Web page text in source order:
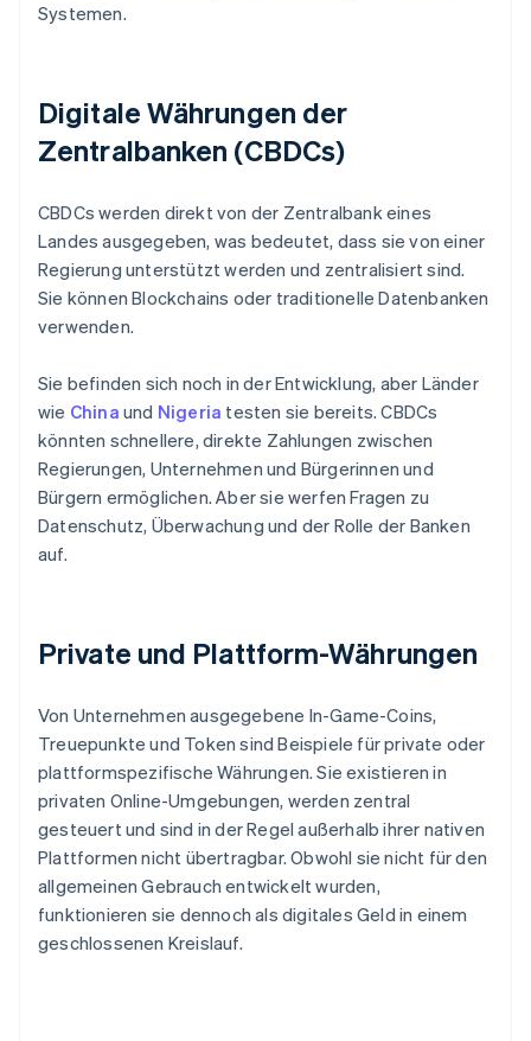
Systemen.
Digitale Währungen der
Zentralbanken (CBDCs)
CBDCs werden direkt von der Zentralbank eines
Landes ausgegeben, was bedeutet, dass sie von einer
Regierung unterstützt werden und zentralisiert sind.
Sie können Blockchains oder traditionelle Datenbanken
verwenden.
Sie befinden sich noch in der Entwicklung, aber Länder
wie China und Nigeria testen sie bereits. CBDCs
könnten schnellere, direkte Zahlungen zwischen
Regierungen, Unternehmen und Bürgerinnen und
Bürgern ermöglichen. Aber sie werfen Fragen zu
Datenschutz, Überwachung und der Rolle der Banken
auf.
Private und Plattform-Währungen
Von Unternehmen ausgegebene In-Game-Coins,
Treuepunkte und Token sind Beispiele für private oder
plattformspezifische Währungen. Sie existieren in
privaten Online-Umgebungen, werden zentral
gesteuert und sind in der Regel außerhalb ihrer nativen
Plattformen nicht übertragbar. Obwohl sie nicht für den
allgemeinen Gebrauch entwickelt wurden,
funktionieren sie dennoch als digitales Geld in einem
geschlossenen Kreislauf.